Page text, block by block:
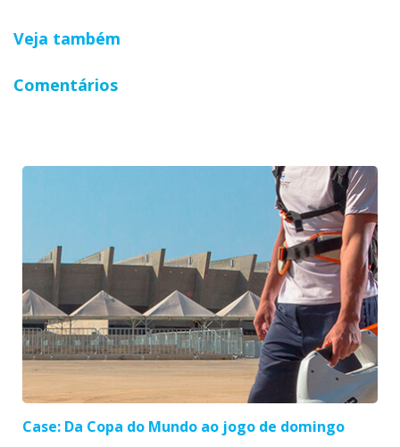
Veja também
Comentários
Case: Da Copa do Mundo ao jogo de domingo